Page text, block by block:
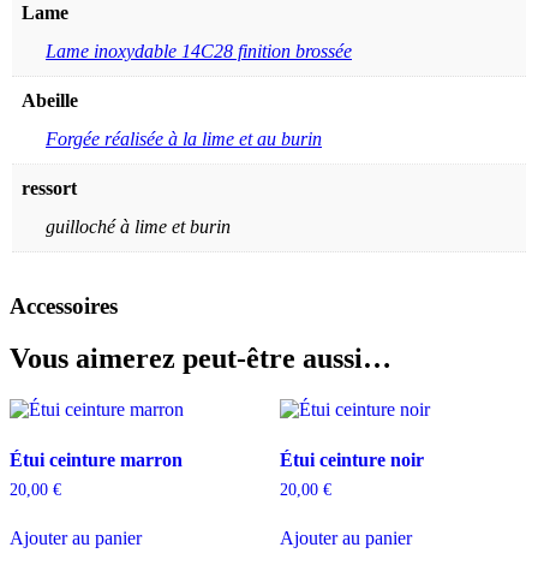
Lame
Lame inoxydable 14C28 finition brossée
Abeille
Forgée réalisée à la lime et au burin
ressort
guilloché à lime et burin
Accessoires
Vous aimerez peut-être aussi…
Étui ceinture marron
20,00 €
Ajouter au panier
Étui ceinture noir
20,00 €
Ajouter au panier